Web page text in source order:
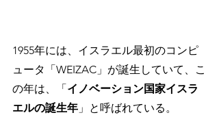
1955年には、イスラエル最初のコンピ
ュータ「WEIZAC」が誕生していて、こ
の年は、「イノベーション国家イスラ
エルの誕生年 」と呼ばれている。